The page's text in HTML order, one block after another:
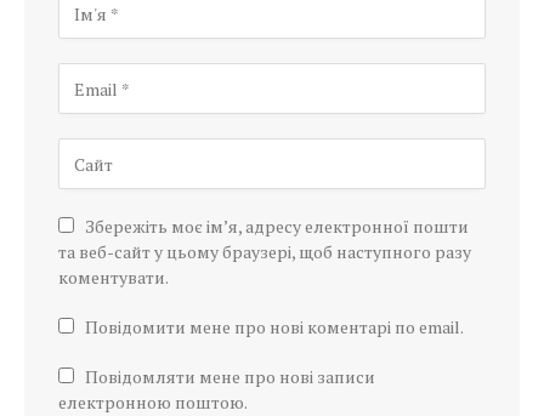
Збережіть моє ім’я, адресу електронної пошти
та веб-сайт у цьому браузері, щоб наступного разу
коментувати.
Повідомити мене про нові коментарі по email.
Повідомляти мене про нові записи
електронною поштою.